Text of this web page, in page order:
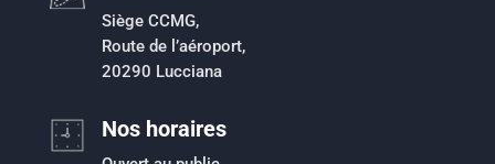
Siège CCMG,
Route de l’aéroport,
20290 Lucciana
Nos horaires